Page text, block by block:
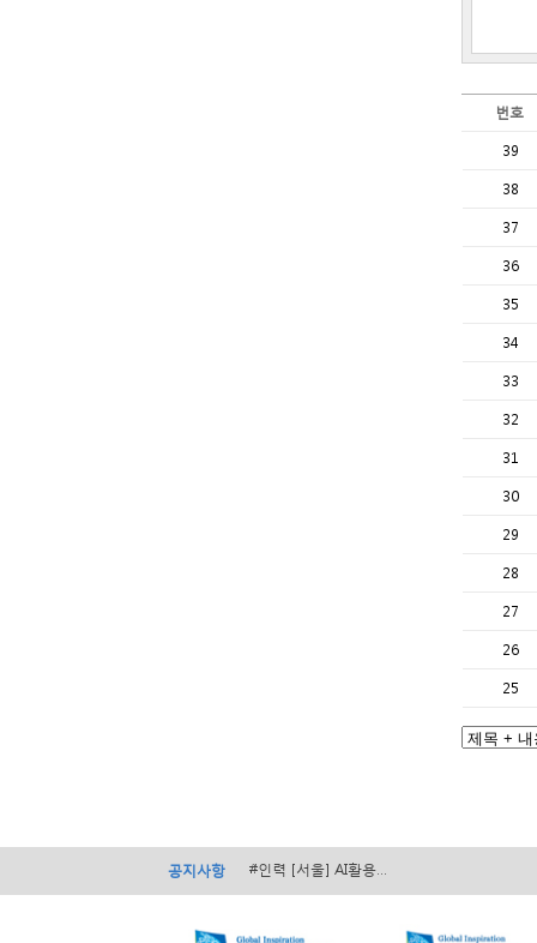
번호
39
38
37
36
35
34
33
32
31
30
29
28
27
26
25
공지사항
#인력 [서울] AI활용...
#인력 [전국] 2026...